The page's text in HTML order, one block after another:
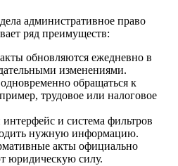
административное право
ряд преимуществ:
обновляются ежедневно в
изменениями.
обращаться к
трудовое или налоговое
и система фильтров
нужную информацию.
акты официально
юридическую силу.